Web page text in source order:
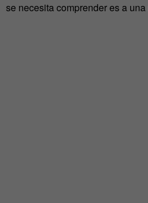
se necesita comprender es a una